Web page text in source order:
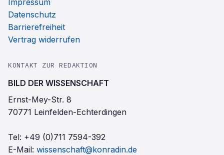
Impressum
Datenschutz
Barrierefreiheit
Vertrag widerrufen
KONTAKT ZUR REDAKTION
BILD DER WISSENSCHAFT
Ernst-Mey-Str. 8
70771 Leinfelden-Echterdingen
Tel: +49 (0)711 7594-392
E-Mail: wissenschaft@konradin.de